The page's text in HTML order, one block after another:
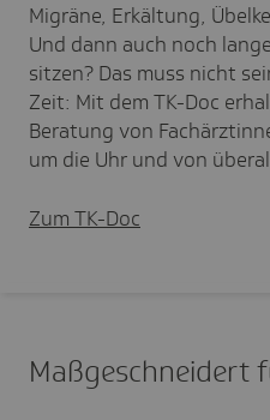
Migräne, Erkältung,
Und dann auch noch
sitzen? Das muss nicht
Zeit: Mit dem TK-Doc
Beratung von
um die Uhr und von
Zum TK-Doc
Maßge­schnei­dert